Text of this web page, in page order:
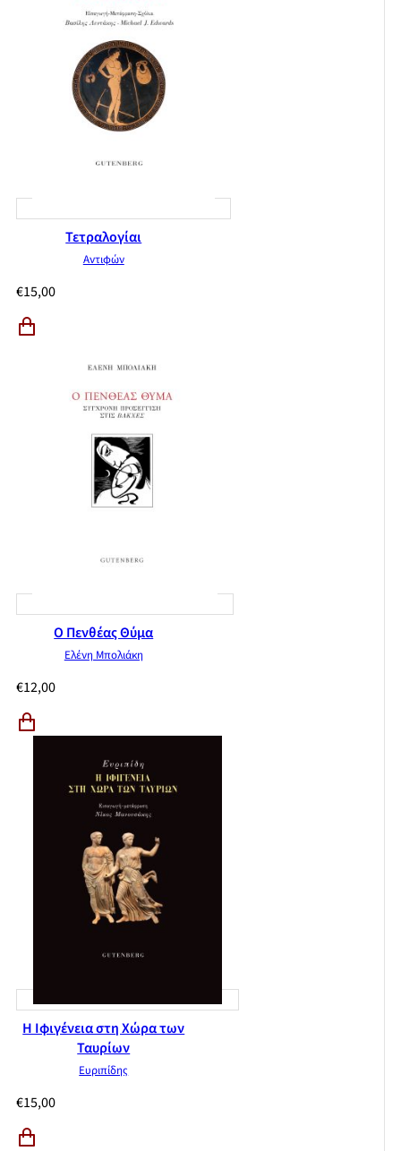
Τετραλογίαι
Αντιφών
€15,00
Ο Πενθέας Θύμα
Ελένη Μπολιάκη
€12,00
Η Ιφιγένεια στη Χώρα των
Ταυρίων
Ευριπίδης
€15,00